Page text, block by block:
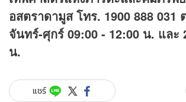
อสตราดามูส โทร. 1900 888 031
จันทร์-ศุกร์ 09:00 - 12:00 น. และ
น.
แชร์